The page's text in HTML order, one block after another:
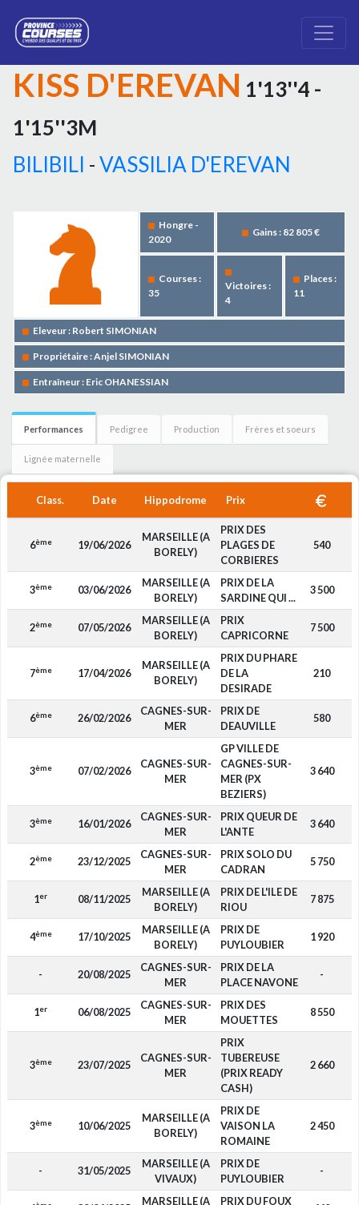
KISS D'EREVAN 1'13''4 -
1'15''3M
BILIBILI -VASSILIA D'EREVAN
Hongre -
2020
Gains : 82 805 €
Courses :
35
Victoires :
4
Places :
11
Eleveur : Robert SIMONIAN
Propriétaire : Anjel SIMONIAN
Entraîneur : Eric OHANESSIAN
Performances Pedigree Production Frères et soeurs
Lignée maternelle
Class. Date Hippodrome Prix
6ème 19/06/2026
MARSEILLE (A
BORELY)
PRIX DES
PLAGES DE
CORBIERES
540
3ème 03/06/2026
MARSEILLE (A
BORELY)
PRIX DE LA
SARDINE QUI ...
3 500
2ème 07/05/2026
MARSEILLE (A
BORELY)
PRIX
CAPRICORNE
7 500
7ème 17/04/2026
MARSEILLE (A
BORELY)
PRIX DU PHARE
DE LA
DESIRADE
210
6ème 26/02/2026
CAGNES-SUR-
MER
PRIX DE
DEAUVILLE
580
3ème 07/02/2026
CAGNES-SUR-
MER
GP VILLE DE
CAGNES-SUR-
MER (PX
BEZIERS)
3 640
3ème 16/01/2026
CAGNES-SUR-
MER
PRIX QUEUR DE
L'ANTE
3 640
2ème 23/12/2025
CAGNES-SUR-
MER
PRIX SOLO DU
CADRAN
5 750
1er 08/11/2025
MARSEILLE (A
BORELY)
PRIX DE L'ILE DE
RIOU
7 875
4ème 17/10/2025
MARSEILLE (A
BORELY)
PRIX DE
PUYLOUBIER
1 920
- 20/08/2025
CAGNES-SUR-
MER
PRIX DE LA
PLACE NAVONE
-
1er 06/08/2025
CAGNES-SUR-
MER
PRIX DES
MOUETTES
8 550
3ème 23/07/2025
CAGNES-SUR-
MER
PRIX
TUBEREUSE
(PRIX READY
CASH)
2 660
3ème 10/06/2025
MARSEILLE (A
BORELY)
PRIX DE
VAISON LA
ROMAINE
2 450
- 31/05/2025
MARSEILLE (A
VIVAUX)
PRIX DE
PUYLOUBIER
-
MARSEILLE (A
PRIX DU FOUX